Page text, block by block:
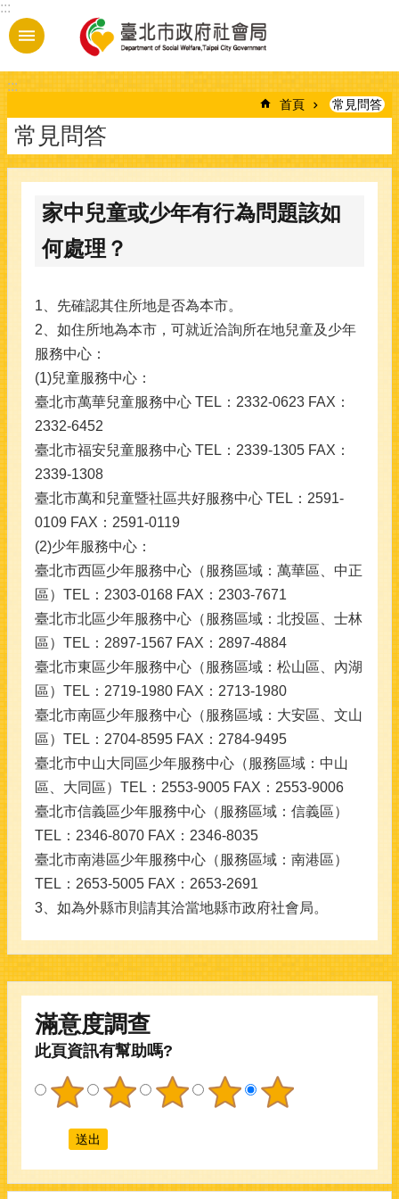
跳到主要內容區塊
:::
:::
首頁 常見問答
常見問答
家中兒童或少年有行為問題該如
何處理？
1、先確認其住所地是否為本市。
2、如住所地為本市，可就近洽詢所在地兒童及少年
服務中心：
(1)兒童服務中心：
臺北市萬華兒童服務中心 TEL：2332-0623 FAX：
2332-6452
臺北市福安兒童服務中心 TEL：2339-1305 FAX：
2339-1308
臺北市萬和兒童暨社區共好服務中心 TEL：2591-
0109 FAX：2591-0119
(2)少年服務中心：
臺北市西區少年服務中心（服務區域：萬華區、中正
區）TEL：2303-0168 FAX：2303-7671
臺北市北區少年服務中心（服務區域：北投區、士林
區）TEL：2897-1567 FAX：2897-4884
臺北市東區少年服務中心（服務區域：松山區、內湖
區）TEL：2719-1980 FAX：2713-1980
臺北市南區少年服務中心（服務區域：大安區、文山
區）TEL：2704-8595 FAX：2784-9495
臺北市中山大同區少年服務中心（服務區域：中山
區、大同區）TEL：2553-9005 FAX：2553-9006
臺北市信義區少年服務中心（服務區域：信義區）
TEL：2346-8070 FAX：2346-8035
臺北市南港區少年服務中心（服務區域：南港區）
TEL：2653-5005 FAX：2653-2691
3、如為外縣市則請其洽當地縣市政府社會局。
滿意度調查
此頁資訊有幫助嗎?